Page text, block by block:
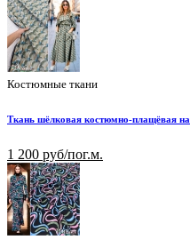
Костюмные ткани
Ткань шёлковая костюмно-плащёвая
1 200 руб/пог.м.